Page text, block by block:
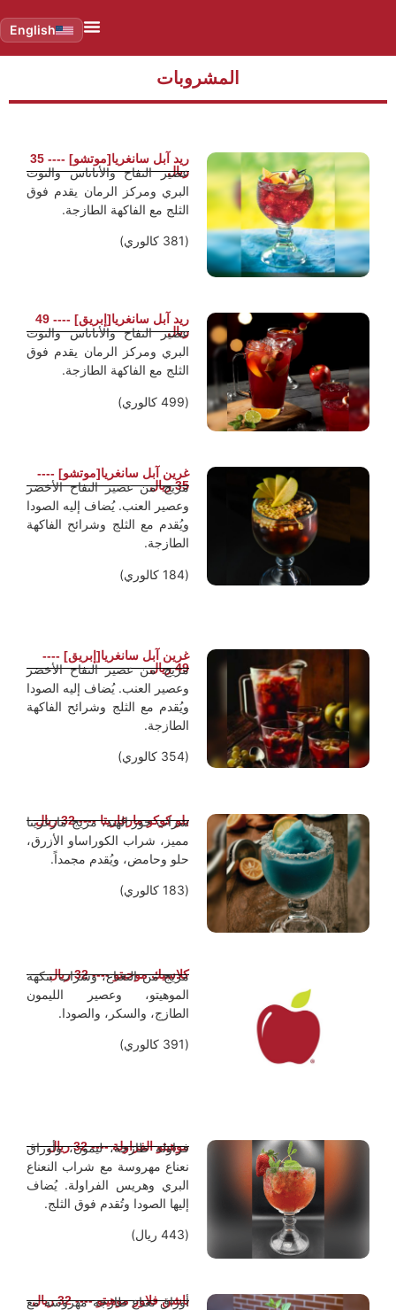
English
المشروبات
ريد آبل سانغريا[موتشو] ---- 35
ريال
عصير التفاح والأناناس والتوت
البري ومركز الرمان يقدم فوق
الثلج مع الفاكهة الطازجة.
(381 كالوري)
ريد آبل سانغريا[إبريق] ---- 49
ريال
عصير التفاح والأناناس والتوت
البري ومركز الرمان يقدم فوق
الثلج مع الفاكهة الطازجة.
(499 كالوري)
غرين آبل سانغريا[موتشو] ----
35 ريال
مزيج من عصير التفاح الأخضر
وعصير العنب. يُضاف إليه الصودا
ويُقدم مع الثلج وشرائح الفاكهة
الطازجة.
(184 كالوري)
غرين آبل سانغريا[إبريق] ----
49 ريال
مزيج من عصير التفاح الأخضر
وعصير العنب. يُضاف إليه الصودا
ويُقدم مع الثلج وشرائح الفاكهة
الطازجة.
(354 كالوري)
بلو كوكو مارغاريتا ---- 32 ريال
شراب جوز الهند، مزيج مارغريتا
مميز، شراب الكوراساو الأزرق،
حلو وحامض، ويُقدم مجمداً.
(183 كالوري)
كلاسيك موجيتو ---- 32 ريال
مزيج من النعناع، ​​وشراب بنكهة
الموهيتو، وعصير الليمون
الطازج، والسكر، والصودا.
(391 كالوري)
موهيتو الفراولة ---- 32 ريال
فراولة طازجة، ليمون، وأوراق
نعناع مهروسة مع شراب النعناع
البري وهريس الفراولة. يُضاف
إليها الصودا وتُقدم فوق الثلج.
(443 ريال)
باشن فلاور موهيتو ---- 32 ريال
أوراق نعناع طازجة مهروسة مع